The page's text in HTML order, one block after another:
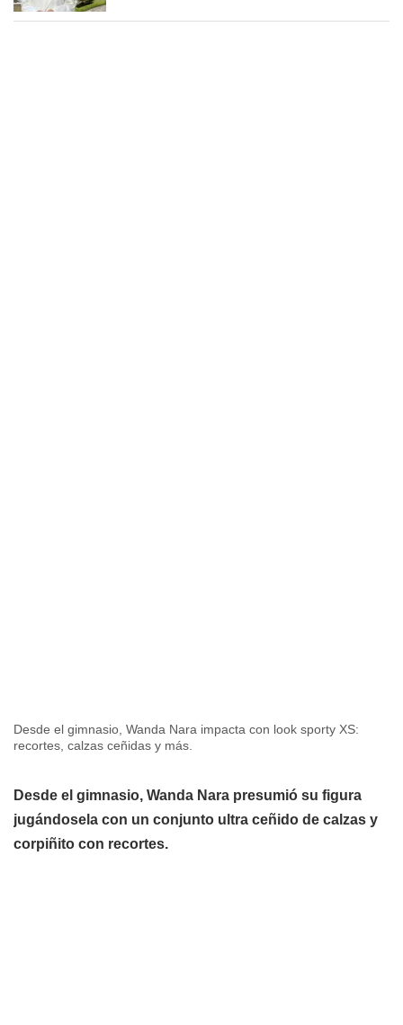
Desde el gimnasio, Wanda Nara impacta con look sporty XS:
recortes, calzas ceñidas y más.
Desde el gimnasio, Wanda Nara presumió su figura
jugándosela con un conjunto ultra ceñido de calzas y
corpiñito con recortes.